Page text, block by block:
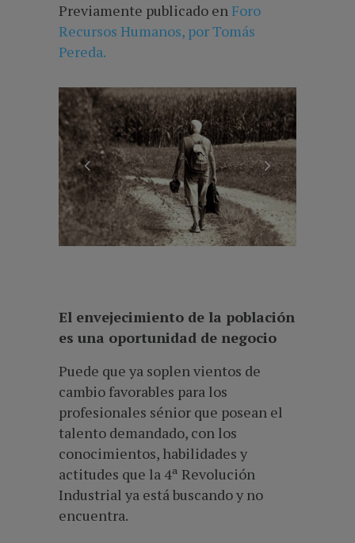
Previamente publicado en Foro
Recursos Humanos, por Tomás
Pereda.
El envejecimiento de la población
es una oportunidad de negocio
Puede que ya soplen vientos de
cambio favorables para los
profesionales sénior que posean el
talento demandado, con los
conocimientos, habilidades y
actitudes que la 4ª Revolución
Industrial ya está buscando y no
encuentra.